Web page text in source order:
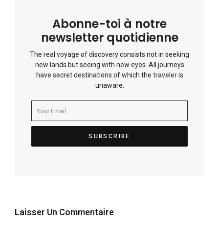
Abonne-toi à notre
newsletter quotidienne
The real voyage of discovery consists not in seeking
new lands but seeing with new eyes. All journeys
have secret destinations of which the traveler is
unaware.
Laisser Un Commentaire